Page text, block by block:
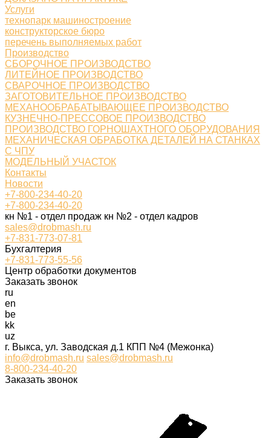
Услуги
технопарк машиностроение
конструкторское бюро
перечень выполняемых работ
Производство
СБОРОЧНОЕ ПРОИЗВОДСТВО
ЛИТЕЙНОЕ ПРОИЗВОДСТВО
СВАРОЧНОЕ ПРОИЗВОДСТВО
ЗАГОТОВИТЕЛЬНОЕ ПРОИЗВОДСТВО
МЕХАНООБРАБАТЫВАЮЩЕЕ ПРОИЗВОДСТВО
КУЗНЕЧНО-ПРЕССОВОЕ ПРОИЗВОДСТВО
ПРОИЗВОДСТВО ГОРНОШАХТНОГО ОБОРУДОВАНИЯ
МЕХАНИЧЕСКАЯ ОБРАБОТКА ДЕТАЛЕЙ НА СТАНКАХ
С ЧПУ
МОДЕЛЬНЫЙ УЧАСТОК
Контакты
Новости
+7-800-234-40-20
+7-800-234-40-20
кн №1 - отдел продаж кн №2 - отдел кадров
sales@drobmash.ru
+7-831-773-07-81
Бухгалтерия
+7-831-773-55-56
Центр обработки документов
Заказать звонок
ru
en
be
kk
uz
г. Выкса, ул. Заводская д.1 КПП №4 (Межонка)
info@drobmash.ru sales@drobmash.ru
8-800-234-40-20
Заказать звонок